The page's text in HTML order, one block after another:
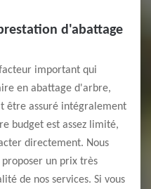
d'abattage
important qui
en abattage d'arbre,
être assuré intégralement
budget est assez limité,
directement. Nous
proposer un prix très
de nos services. Si vous